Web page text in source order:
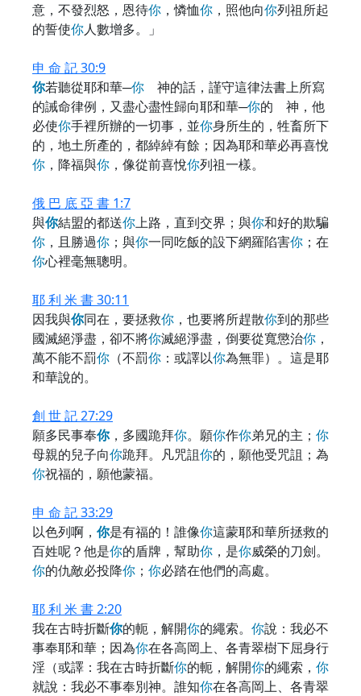
意，不發烈怒，恩待你 ，憐恤你 ，照他向你列祖所起
的誓使你人數增多。」
申 命 記 30:9
你若聽從耶和華─你 神的話，謹守這律法書上所寫
的誡命律例，又盡心盡性歸向耶和華─你的 神，他
必使你手裡所辦的一切事，並你身所生的，牲畜所下
的，地土所產的，都綽綽有餘；因為耶和華必再喜悅
你 ，降福與你 ，像從前喜悅你列祖一樣。
俄 巴 底 亞 書 1:7
與你結盟的都送你上路，直到交界；與你和好的欺騙
你 ，且勝過你 ；與你一同吃飯的設下網羅陷害你 ；在
你心裡毫無聰明。
耶 利 米 書 30:11
因我與你同在，要拯救你 ，也要將所趕散你到的那些
國滅絕淨盡，卻不將你滅絕淨盡，倒要從寬懲治你 ，
萬不能不罰你 （不罰你 ：或譯以你為無罪）。這是耶
和華說的。
創 世 記 27:29
願多民事奉你，多國跪拜你。願你作你弟兄的主； 你
母親的兒子向你跪拜。凡咒詛你的，願他受咒詛；為
你祝福的，願他蒙福。
申 命 記 33:29
以色列啊， 你是有福的！誰像你這蒙耶和華所拯救的
百姓呢？他是你的盾牌，幫助你 ，是你威榮的刀劍。
你的仇敵必投降你 ； 你必踏在他們的高處。
耶 利 米 書 2:20
我在古時折斷你的軛，解開你的繩索。 你說：我必不
事奉耶和華；因為你在各高岡上、各青翠樹下屈身行
淫（或譯：我在古時折斷你的軛，解開你的繩索， 你
就說：我必不事奉別神。誰知你在各高岡上、各青翠